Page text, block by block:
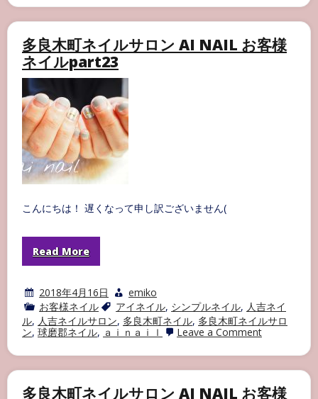
良
木
ネ
イ
ル
サ
ン
AI
NAIL
お
客
様
ネ
イ
part24
多良木町ネイルサロン AI NAIL お客様
ネイルpart23
こんにちは！ 遅くなって申し訳ございません(
Read More
2018年4月16日
emiko
お客様ネイル
アイネイル, シンプルネイル, 人吉ネイ
ル, 人吉ネイルサロン, 多良木町ネイル, 多良木町ネイルサロ
ン, 球磨郡ネイル, ａｉｎａｉｌ Leave a Commenton
良
ネ
多良木町ネイルサロン AI NAIL お客様